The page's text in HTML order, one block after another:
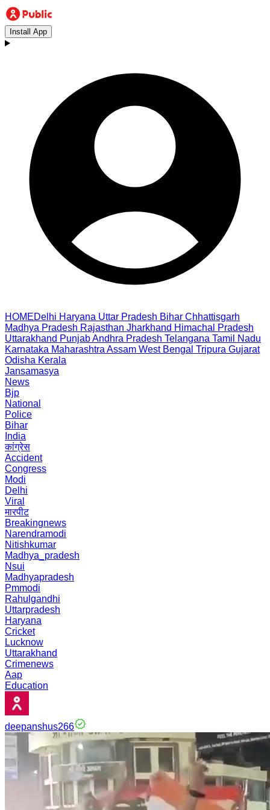
Install App
HOMEDelhi Haryana Uttar Pradesh Bihar Chhattisgarh
Madhya Pradesh Rajasthan Jharkhand Himachal Pradesh
Uttarakhand PunjabAndhra Pradesh Telangana Tamil Nadu
Karnataka Maharashtra Assam West Bengal Tripura Gujarat
Odisha Kerala
Jansamasya
News
Bjp
National
Police
Bihar
India
कांग्रेस
Accident
Congress
Modi
Delhi
Viral
मारपीट
Breakingnews
Narendramodi
Nitishkumar
Madhya_pradesh
Nsui
Madhyapradesh
Pmmodi
Rahulgandhi
Uttarpradesh
Haryana
Cricket
Lucknow
Uttarakhand
Crimenews
Aap
Education
deepanshus266